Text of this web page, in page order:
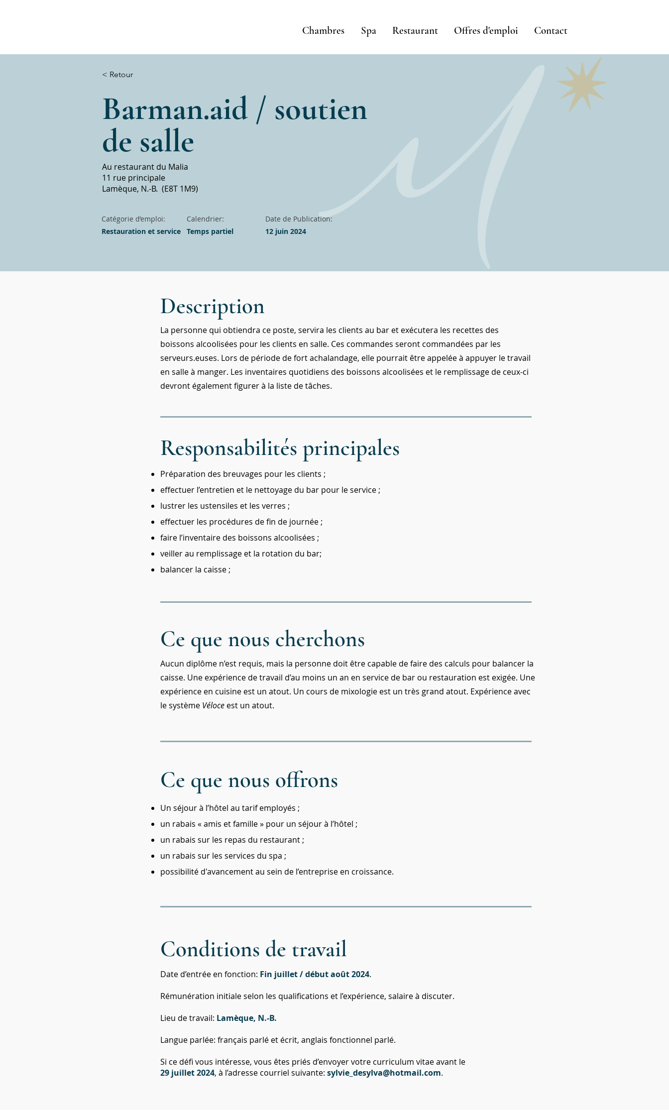
Chambres Spa Restaurant Offres d'emploi Contact
< Retour
Barman.aid / soutien
de salle
Au restaurant du Malia
11 rue principale
Lamèque, N.-B. (E8T 1M9)
Catégorie d’emploi:
Restauration et service
Calendrier:
Temps partiel
Date de Publication:
12 juin 2024
Description
La personne qui obtiendra ce poste, servira les clients au bar et exécutera les recettes des
boissons alcoolisées pour les clients en salle. Ces commandes seront commandées par les
serveurs.euses. Lors de période de fort achalandage, elle pourrait être appelée à appuyer le travail
en salle à manger. Les inventaires quotidiens des boissons alcoolisées et le remplissage de ceux-ci
devront également figurer à la liste de tâches.
Responsabilités principales
Préparation des breuvages pour les clients ;
effectuer l’entretien et le nettoyage du bar pour le service ;
lustrer les ustensiles et les verres ;
effectuer les procédures de fin de journée ;
faire l’inventaire des boissons alcoolisées ;
veiller au remplissage et la rotation du bar;
balancer la caisse ;
Ce que nous cherchons
Aucun diplôme n’est requis, mais la personne doit être capable de faire des calculs pour balancer la
caisse. Une expérience de travail d’au moins un an en service de bar ou restauration est exigée. Une
expérience en cuisine est un atout. Un cours de mixologie est un très grand atout. Expérience avec
le système Véloce est un atout.
Ce que nous offrons
Un séjour à l’hôtel au tarif employés ;
un rabais « amis et famille » pour un séjour à l’hôtel ;
un rabais sur les repas du restaurant ;
un rabais sur les services du spa ;
possibilité d'avancement au sein de l’entreprise en croissance.
Conditions de travail
Date d’entrée en fonction: Fin juillet/ début août2024.
Rémunération initiale selon les qualifications et l’expérience, salaire à discuter.
Lieu de travail: Lamèque, N.-B.
Langue parlée: français parlé et écrit, anglais fonctionnel parlé.
Si ce défi vous intéresse, vous êtes priés d’envoyer votre curriculum vitae avant le
29 juillet2024, à l’adresse courriel suivante: sylvie_desylva@hotmail.com.